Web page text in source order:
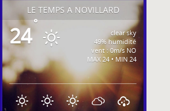
LE TEMPS À NOVILLARD
24°
clear sky
49% humidité
vent : 0m/s NO
MAX 24 • MIN 24